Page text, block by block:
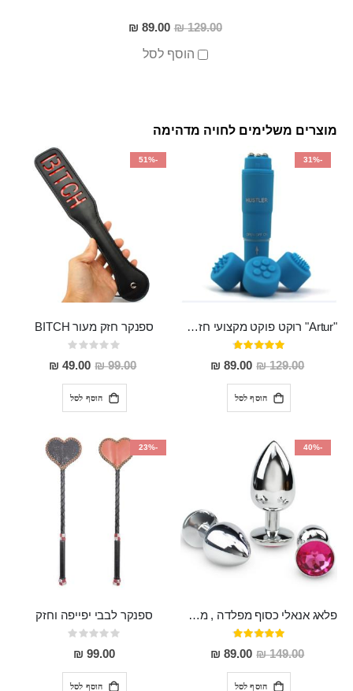
129.00 ₪
מחיר
מבצע
89.00 ₪
הוסף לסל
מוצרים משלימים לחויה מדהימה
-31%
"Artur" רוקט פוקט מקצועי חזק במיוחד
דירוג:
95%
129.00 ₪
מחיר
מבצע
89.00 ₪
הוסף לסל
-51%
ספנקר חזק מעור BITCH
Rating:
0%
99.00 ₪
מחיר
מבצע
49.00 ₪
הוסף לסל
-40%
פלאג אנאלי כסוף מפלדה , מתאים ללבישה מתחת לבגדים, בגודל 7.3 על 2.8 ס"מ
דירוג:
97%
149.00 ₪
מחיר
מבצע
89.00 ₪
הוסף לסל
-23%
ספנקר לבבי יפייפה וחזק
Rating:
0%
99.00 ₪
הוסף לסל